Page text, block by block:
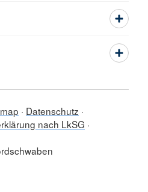
Datenschutz
nach LkSG